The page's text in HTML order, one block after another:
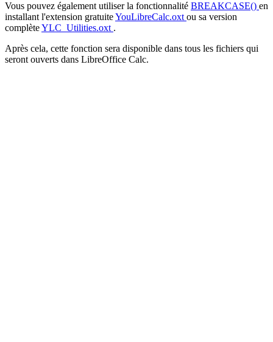
Vous pouvez également utiliser la fonctionnalité BREAKCASE() en
installant l'extension gratuiteYouLibreCalc.oxt ou sa version
complèteYLC_Utilities.oxt .
Après cela, cette fonction sera disponible dans tous les fichiers qui
seront ouverts dans LibreOffice Calc.